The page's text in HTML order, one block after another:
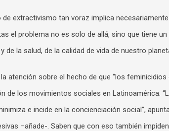
de extractivismo tan voraz implica
el problema no es solo de allá, sino que tiene
de la salud, de la calidad de vida de nuestro
atención sobre el hecho de que “los
de los movimientos sociales en Latinoamérica.
e incide en la concienciación social”,
–añade-. Saben que con eso también